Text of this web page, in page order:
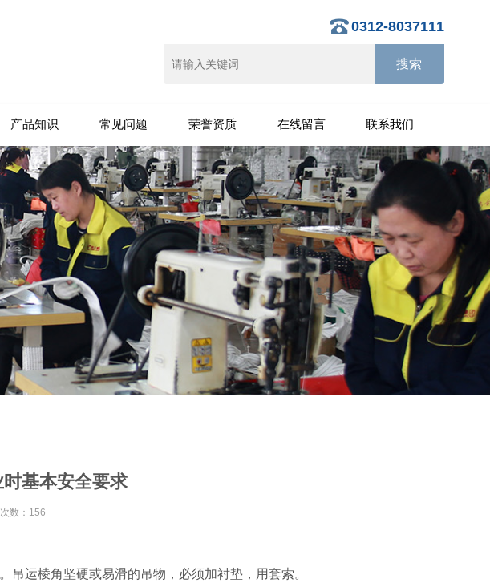
0312-8037111
产品知识 常见问题 荣誉资质 在线留言 联系我们
基本安全要求
数：156
吊运棱角坚硬或易滑的吊物，必须加衬垫，用套索。